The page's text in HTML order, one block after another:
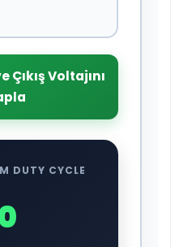
Çıkış Voltajını
DUTY CYCLE